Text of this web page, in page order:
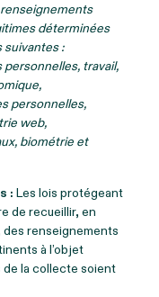
déterminées
suivantes :
travail,
personnelles,
web,
biométrie et
: Les lois protégeant
de recueillir, en
des renseignements
à l’objet
de la collecte soient